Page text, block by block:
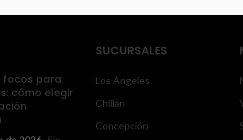
focos para
cómo elegir
SUCURSALES
Los Ángeles
Chillán
Concepción